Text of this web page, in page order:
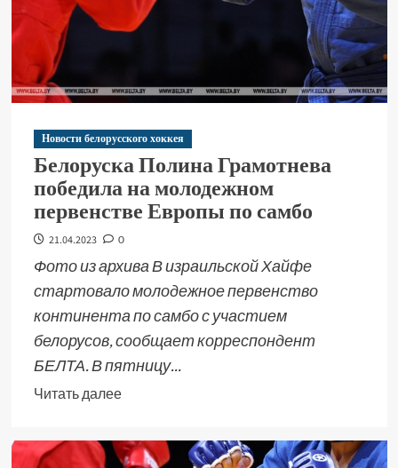
Новости белорусского хоккея
Белоруска Полина Грамотнева
победила на молодежном
первенстве Европы по самбо
21.04.2023 0
Фото из архива В израильской Хайфе
стартовало молодежное первенство
континента по самбо с участием
белорусов, сообщает корреспондент
БЕЛТА. В пятницу...
Читать далее